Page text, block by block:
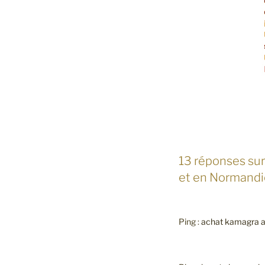
13 réponses
et en
Ping :achat kamagra